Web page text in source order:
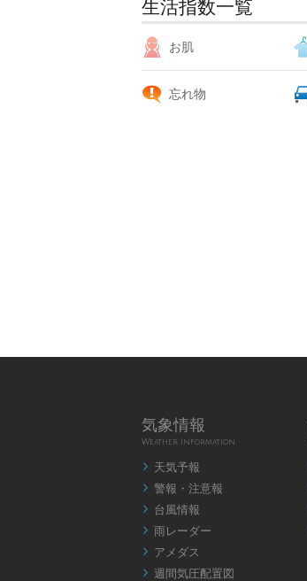
生活指数一覧
お肌
忘れ物
気象情報
Weather Information
 天気予報
 警報・注意報
 台風情報
 雨レーダー
 アメダス
 週間気圧配置図